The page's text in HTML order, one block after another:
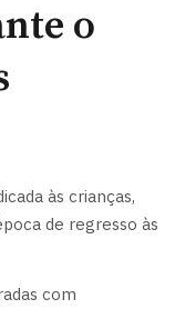
o
às crianças,
de regresso às
com